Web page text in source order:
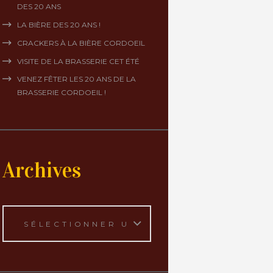
DES 20 ANS
LA BIÈRE DES 20 ANS !
CRACKERS À LA BIÈRE CORDOEIL
VISITE DE LA BRASSERIE CET ÉTÉ
VENEZ FÊTER LES 20 ANS DE LA
BRASSERIE CORDOEIL !
Archives